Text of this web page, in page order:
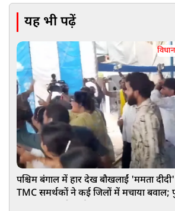
यह भी पढ़ें
पश्चिम बंगाल में हार देख बौखलाईं 'ममता
TMC समर्थकों ने कई जिलों में मचाया बवाल;